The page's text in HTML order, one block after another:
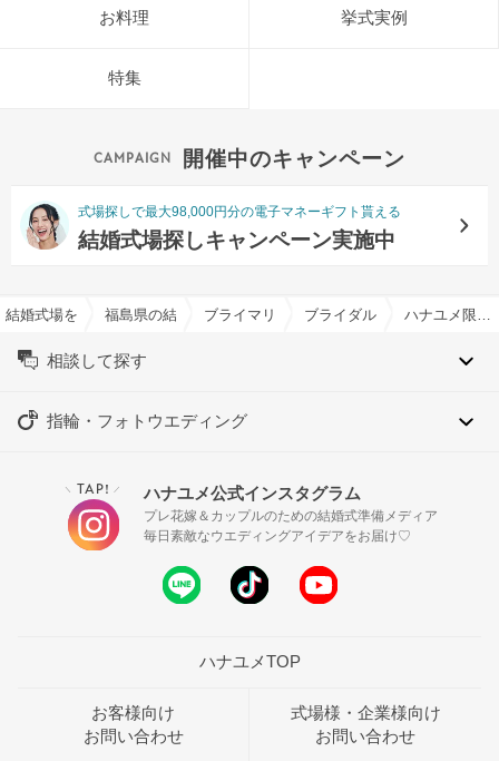
お料理 挙式実例
特集
開催中のキャンペーン
式場探しで最大98,000円分の電子マネーギフト貰える
結婚式場探しキャンペーン実施中
結婚式場を探すならハナユメ
福島県の結婚式場一覧ブライマリーコート/SKYPALACE
ブライダルフェア一覧
相談して探す
指輪・フォトウエディング
＼ TAP! ／ ハナユメ公式インスタグラム
プレ花嫁＆カップルのための結婚式準備メディア
毎日素敵なウエディングアイデアをお届け♡
ハナユメTOP
お客様向け
お問い合わせ
式場様・企業様向け
お問い合わせ